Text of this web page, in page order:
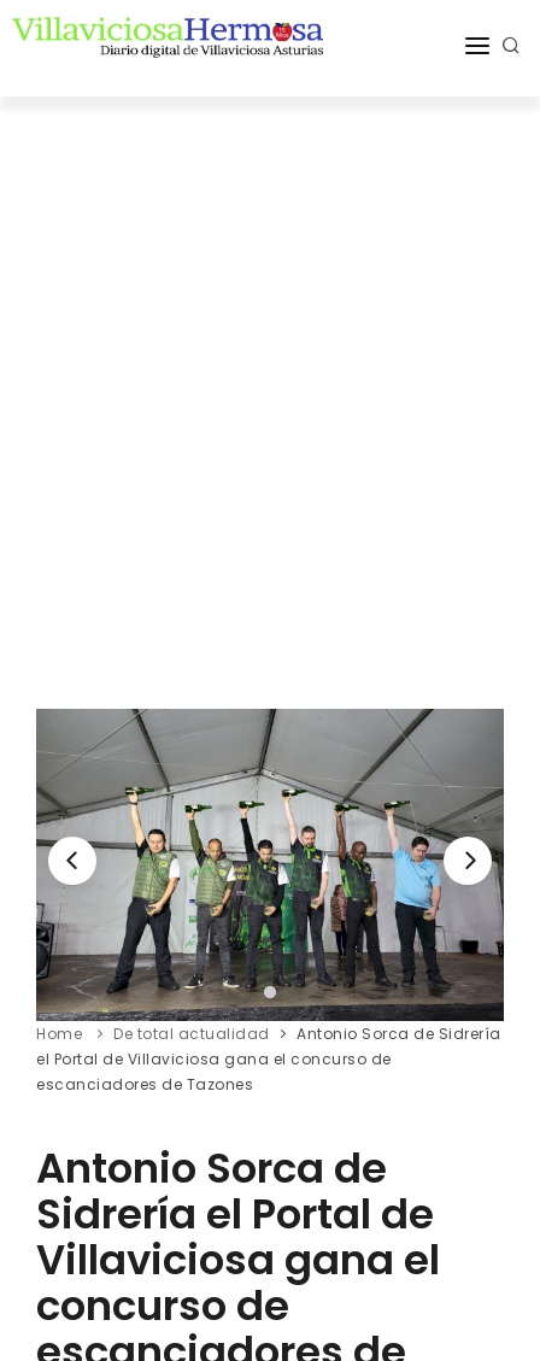
Home De total actualidad
Antonio Sorca de Sidrería
el Portal de Villaviciosa gana el concurso de
escanciadores de Tazones
Antonio Sorca de
Sidrería el Portal de
Villaviciosa gana el
concurso de